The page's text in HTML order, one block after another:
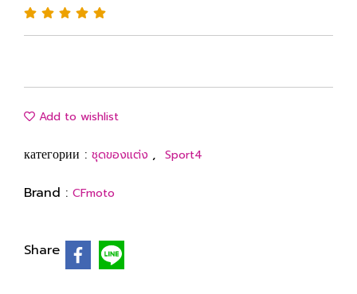
Add to wishlist
категории : ชุดของแต่ง , Sport4
Brand : CFmoto
Share